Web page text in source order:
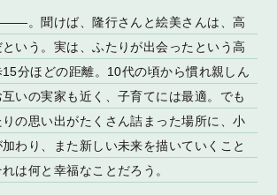
。聞けば、隆行さんと絵美さんは、高
いう。実は、ふたりが出会ったという高
分ほどの距離。10代の頃から慣れ親しん
いの実家も近く、子育てには最適。でも
の思い出がたくさん詰まった場所に、小
わり、また新しい未来を描いていくこと
は何と幸福なことだろう。